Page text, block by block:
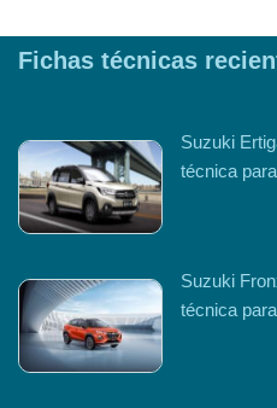
Fichas técnicas
Suzuki
técnica
Suzuki
técnica